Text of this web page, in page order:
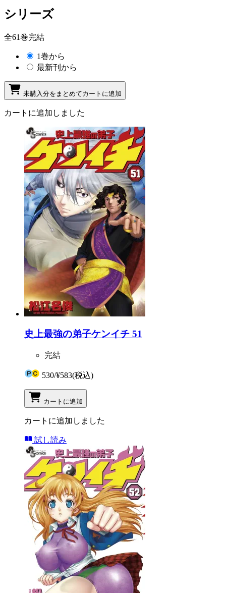
シリーズ
全61巻完結
1巻から
最新刊から
未購入分をまとめてカートに追加
カートに追加しました
史上最強の弟子ケンイチ 51
完結
530/¥583(税込)
カートに追加
カートに追加しました
試し読み